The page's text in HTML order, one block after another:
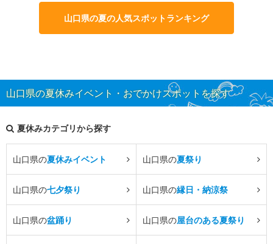
山口県の夏の人気スポットランキング
山口県の夏休みイベント・おでかけスポットを探す
夏休みカテゴリから探す
山口県の夏休みイベント 山口県の夏祭り
山口県の七夕祭り 山口県の縁日・納涼祭
山口県の盆踊り 山口県の屋台のある夏祭り